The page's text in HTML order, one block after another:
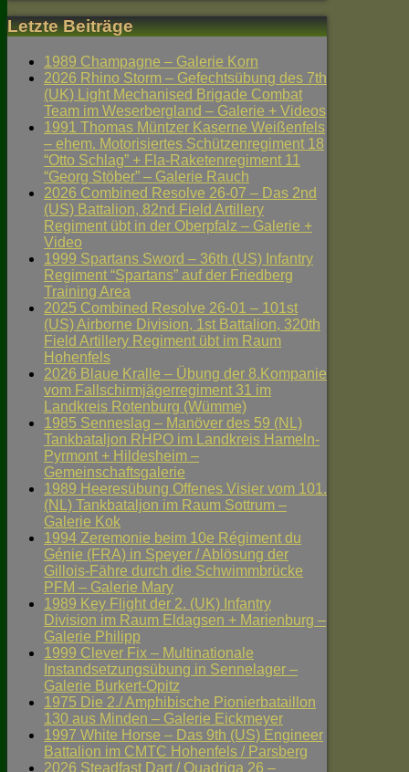
Letzte Beiträge
1989 Champagne – Galerie Korn
2026 Rhino Storm – Gefechtsübung des 7th
(UK) Light Mechanised Brigade Combat
Team im Weserbergland – Galerie + Videos
1991 Thomas Müntzer Kaserne Weißenfels
– ehem. Motorisiertes Schützenregiment 18
“Otto Schlag” + Fla-Raketenregiment 11
“Georg Stöber” – Galerie Rauch
2026 Combined Resolve 26-07 – Das 2nd
(US) Battalion, 82nd Field Artillery
Regiment übt in der Oberpfalz – Galerie +
Video
1999 Spartans Sword – 36th (US) Infantry
Regiment “Spartans” auf der Friedberg
Training Area
2025 Combined Resolve 26-01 – 101st
(US) Airborne Division, 1st Battalion, 320th
Field Artillery Regiment übt im Raum
Hohenfels
2026 Blaue Kralle – Übung der 8.Kompanie
vom Fallschirmjägerregiment 31 im
Landkreis Rotenburg (Wümme)
1985 Senneslag – Manöver des 59 (NL)
Tankbataljon RHPO im Landkreis Hameln-
Pyrmont + Hildesheim –
Gemeinschaftsgalerie
1989 Heeresübung Offenes Visier vom 101.
(NL) Tankbataljon im Raum Sottrum –
Galerie Kok
1994 Zeremonie beim 10e Régiment du
Génie (FRA) in Speyer / Ablösung der
Gillois-Fähre durch die Schwimmbrücke
PFM – Galerie Mary
1989 Key Flight der 2. (UK) Infantry
Division im Raum Eldagsen + Marienburg –
Galerie Philipp
1999 Clever Fix – Multinationale
Instandsetzungsübung in Sennelager –
Galerie Burkert-Opitz
1975 Die 2./ Amphibische Pionierbataillon
130 aus Minden – Galerie Eickmeyer
1997 White Horse – Das 9th (US) Engineer
Battalion im CMTC Hohenfels / Parsberg
2026 Steadfast Dart / Quadriga 26 –